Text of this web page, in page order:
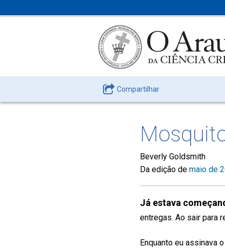
Compartilhar
Beverly Goldsmith
Da edição de maio de
Já estava
entregas. Ao sair para
Enquanto eu assinava